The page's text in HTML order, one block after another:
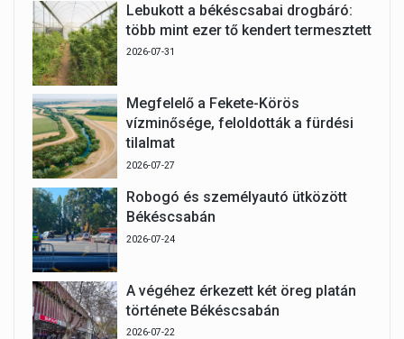
Lebukott a békéscsabai drogbáró:
több mint ezer tő kendert termesztett
2026-07-31
Megfelelő a Fekete-Körös
vízminősége, feloldották a fürdési
tilalmat
2026-07-27
Robogó és személyautó ütközött
Békéscsabán
2026-07-24
A végéhez érkezett két öreg platán
története Békéscsabán
2026-07-22